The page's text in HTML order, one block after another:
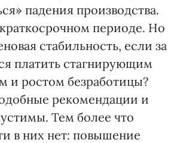
падения производства.
периоде. Но
стабильность, если за
платить стагнирующим
и ростом безработицы?
рекомендации и
Тем более что
в них нет: повышение